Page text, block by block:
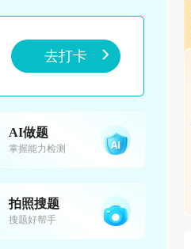
去打卡
AI做题
掌握能力检测
拍照搜题
搜题好帮手